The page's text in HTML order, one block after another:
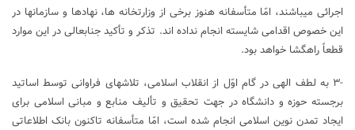
اجرائی میباشند، امّا متأسفانه هنوز برخی از وزارتخانه ها، نهادها و سازمانها در
این خصوص اقدامی شایسته انجام نداده اند. تذکر و تأکید جنابعالی در این موارد
قطعاً راهگشا خواهد بود.
-۳ به لطف الهی در گام اوّل از انقلاب اسلامی، تلاشهای فراوانی توسط اساتید
برجسته حوزه و دانشگاه در جهت تحقیق و تألیف منابع و مبانی اسلامی برای
ایجاد تمدن نوین اسلامی انجام شده است، امّا متأسفانه تاکنون بانک اطلاعاتی